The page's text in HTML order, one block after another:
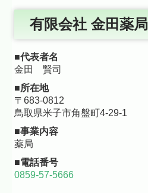
有限会社 金田薬局
■代表者名
金田 賢司
■所在地
〒683-0812
鳥取県米子市角盤町4-29-1
■事業内容
薬局
■電話番号
0859-57-5666